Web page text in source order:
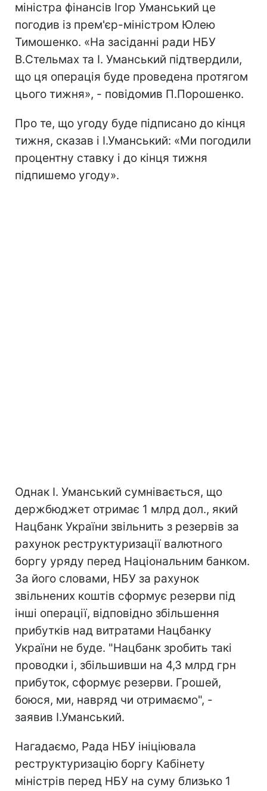
міністра фінансів Ігор Уманський це
погодив із прем'єр-міністром Юлею
Тимошенко. «На засіданні ради НБУ
В.Стельмах та І. Уманський підтвердили,
що ця операція буде проведена протягом
цього тижня», - повідомив П.Порошенко.
Про те, що угоду буде підписано до кінця
тижня, сказав і І.Уманський: «Ми погодили
процентну ставку і до кінця тижня
підпишемо угоду».
Однак І. Уманський сумнівається, що
держбюджет отримає 1 млрд дол., який
Нацбанк України звільнить з резервів за
рахунок реструктуризації валютного
боргу уряду перед Національним банком.
За його словами, НБУ за рахунок
звільнених коштів сформує резерви під
інші операції, відповідно збільшення
прибутків над витратами Нацбанку
України не буде. "Нацбанк зробить такі
проводки і, збільшивши на 4,3 млрд грн
прибуток, сформує резерви. Грошей,
боюся, ми, навряд чи отримаємо", -
заявив І.Уманський.
Нагадаємо, Рада НБУ ініціювала
реструктуризацію боргу Кабінету
міністрів перед НБУ на суму близько 1